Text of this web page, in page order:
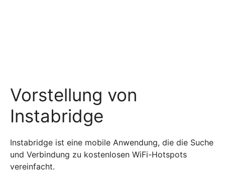
Vorstellung von
Instabridge
Instabridge ist eine mobile Anwendung, die die Suche
und Verbindung zu kostenlosen WiFi-Hotspots
vereinfacht.